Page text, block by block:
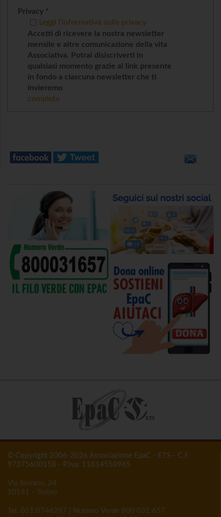
Privacy *
Accetti di ricevere la nostra newsletter
mensile e altre comunicazione della vita
Associativa. Potrai disiscriverti in
qualsiasi momento grazie al link presente
in fondo a ciascuna newsletter che ti
invieremo
Leggi l’informativa sulla privacy
completa
© Copyright 2006-2026 Associazione EpaC - ETS - C.F.
97375600158 - P.Iva: 11814550965
Via Serrano, 24
10141 - Torino
Tel. 011.0746287 | Numero Verde 800 031 657